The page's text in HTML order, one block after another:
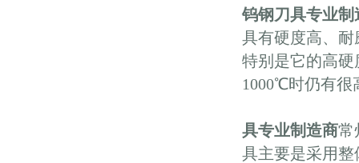
钨钢刀具专业制
具有硬度高、
特别是它的高
1000℃时仍有很
具专业制造商常
具主要是采用